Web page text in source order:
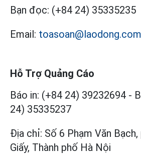
Bạn đọc: (+84 24) 35335235
Email:
Hỗ Trợ Quảng Cáo
Báo in: (+84 24) 39232694 -
24) 35335237
Địa chỉ: Số 6 Phạm Văn
Giấy, Thành phố Hà Nội